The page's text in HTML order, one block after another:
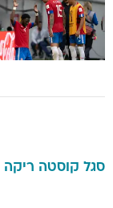
סגל קוסטה ריקה